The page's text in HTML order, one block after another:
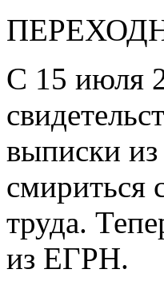
С 15 июля
выписки
смириться
труда.
из ЕГРН.